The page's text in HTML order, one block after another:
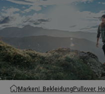
Marken BekleidungPullover,